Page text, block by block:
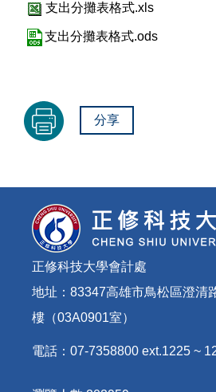
支出分攤表格式.xls
支出分攤表格式.ods
分享
正修科技大學會計處
地址：83347高雄市鳥松區澄清
樓（03A0901室）
電話：07-7358800 ext.1225 ~